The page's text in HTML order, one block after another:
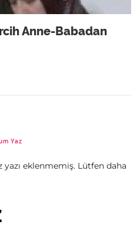
Anne-Babadan
Yaz
eklenmemiş. Lütfen daha